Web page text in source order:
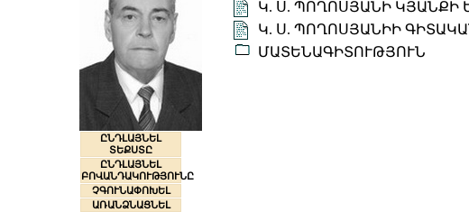
ԸՆԴԼԱՅՆԵԼ
ՏԵՔՍՏԸ
ԸՆԴԼԱՅՆԵԼ
ԲՈՎԱՆԴԱԿՈՒԹՅՈՒՆԸ
ՉԳՈՒՆԱՓՈԽԵԼ
ԱՌԱՆՁՆԱՑՆԵԼ
Կ. Ս. ՊՈՂՈՍՅԱՆԻ ԿՅԱՆՔԻ
Կ. Ս. ՊՈՂՈՍՅԱՆԻԻ
ՄԱՏԵՆԱԳԻՏՈՒԹՅՈՒՆ